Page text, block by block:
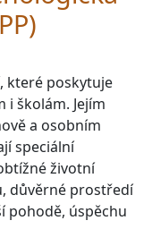
které poskytuje
školám. Jejím
a osobním
speciální
životní
důvěrné prostředí
pohodě, úspěchu